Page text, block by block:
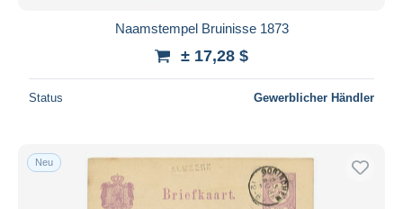
Naamstempel Bruinisse 1873
± 17,28 $
Status Gewerblicher Händler
Neu